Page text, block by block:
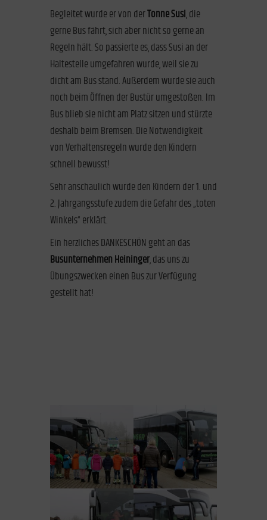
Begleitet wurde er von derTonne Susi, die
gerne Bus fährt, sich aber nicht so gerne an
Regeln hält. So passierte es, dass Susi an der
Haltestelle umgefahren wurde, weil sie zu
dicht am Bus stand. Außerdem wurde sie auch
noch beim Öffnen der Bustür umgestoßen. Im
Bus blieb sie nicht am Platz sitzen und stürzte
deshalb beim Bremsen. Die Notwendigkeit
von Verhaltensregeln wurde den Kindern
schnell bewusst!
Sehr anschaulich wurde den Kindern der 1. und
2. Jahrgangsstufe zudem die Gefahr des „toten
Winkels“ erklärt.
Ein herzliches DANKESCHÖN geht an das
Busunternehmen Heininger, das uns zu
Übungszwecken einen Bus zur Verfügung
gestellt hat!